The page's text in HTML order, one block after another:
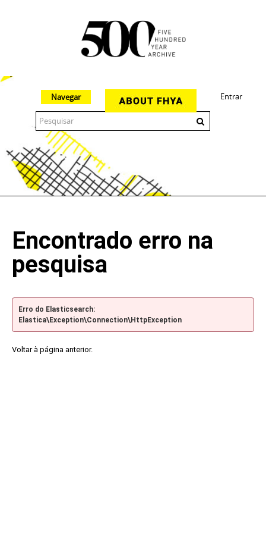
Entrar
Navegar
Encontrado erro na
pesquisa
Erro do Elasticsearch:
Elastica\Exception\Connection\HttpException
Voltar à página anterior.